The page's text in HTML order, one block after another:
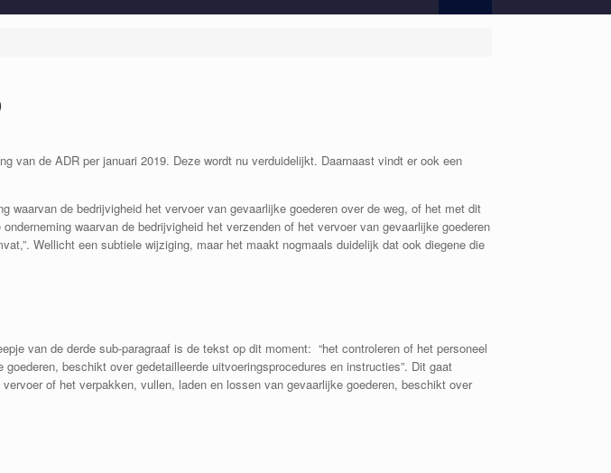
van de ADR per januari 2019. Deze wordt nu verduidelijkt. Daarnaast vindt er ook een
waarvan de bedrijvigheid het vervoer van gevaarlijke goederen over de weg, of het met dit
waarvan de bedrijvigheid het verzenden of het vervoer van gevaarlijke goederen
Wellicht een subtiele wijziging, maar het maakt nogmaals duidelijk dat ook diegene die
van de derde sub-paragraaf is de tekst op dit moment: “het controleren of het personeel
beschikt over gedetailleerde uitvoeringsprocedures en instructies”. Dit gaat
of het verpakken, vullen, laden en lossen van gevaarlijke goederen, beschikt over